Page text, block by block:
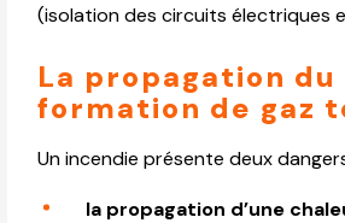
(isolation des circuits électriques
La propagation
formation de gaz
Un incendie présente deux
la propagation d’une